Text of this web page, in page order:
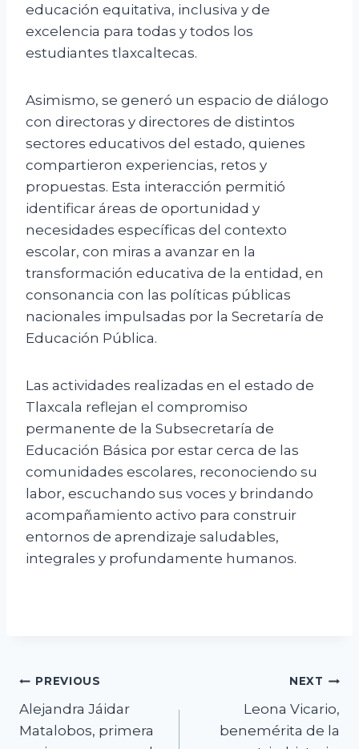
educación equitativa, inclusiva y de
excelencia para todas y todos los
estudiantes tlaxcaltecas.
Asimismo, se generó un espacio de diálogo
con directoras y directores de distintos
sectores educativos del estado, quienes
compartieron experiencias, retos y
propuestas. Esta interacción permitió
identificar áreas de oportunidad y
necesidades específicas del contexto
escolar, con miras a avanzar en la
transformación educativa de la entidad, en
consonancia con las políticas públicas
nacionales impulsadas por la Secretaría de
Educación Pública.
Las actividades realizadas en el estado de
Tlaxcala reflejan el compromiso
permanente de la Subsecretaría de
Educación Básica por estar cerca de las
comunidades escolares, reconociendo su
labor, escuchando sus voces y brindando
acompañamiento activo para construir
entornos de aprendizaje saludables,
integrales y profundamente humanos.
Navegación
de
PREVIOUS
Alejandra Jáidar
Matalobos, primera
NEXT
Leona Vicario,
benemérita de la